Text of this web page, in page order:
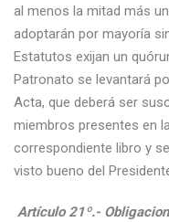
al menos la mitad más
adoptarán por mayoría
Estatutos exijan un
Patronato se levantará
Acta, que deberá ser
miembros presentes en
correspondiente libro y
visto bueno del
Artículo 21º.-